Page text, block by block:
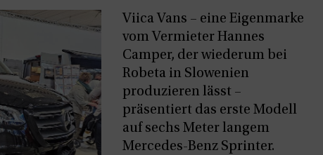
Viica Vans – eine Eigenmarke
vom Vermieter Hannes
Camper, der wiederum bei
Robeta in Slowenien
produzieren lässt –
präsentiert das erste Modell
auf sechs Meter langem
Mercedes-Benz Sprinter.